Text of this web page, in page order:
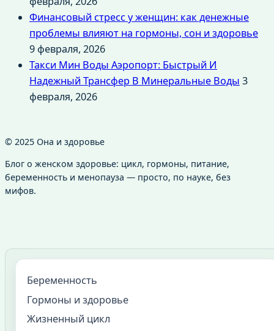
Финансовый стресс у женщин: как денежные
проблемы влияют на гормоны, сон и здоровье
9 февраля, 2026
Такси Мин Воды Аэропорт: Быстрый И
Надежный Трансфер В Минеральные Воды 3
февраля, 2026
© 2025 Она и здоровье
Блог о женском здоровье: цикл, гормоны, питание,
беременность и менопауза — просто, по науке, без
мифов.
Беременность
Гормоны и здоровье
Жизненный цикл